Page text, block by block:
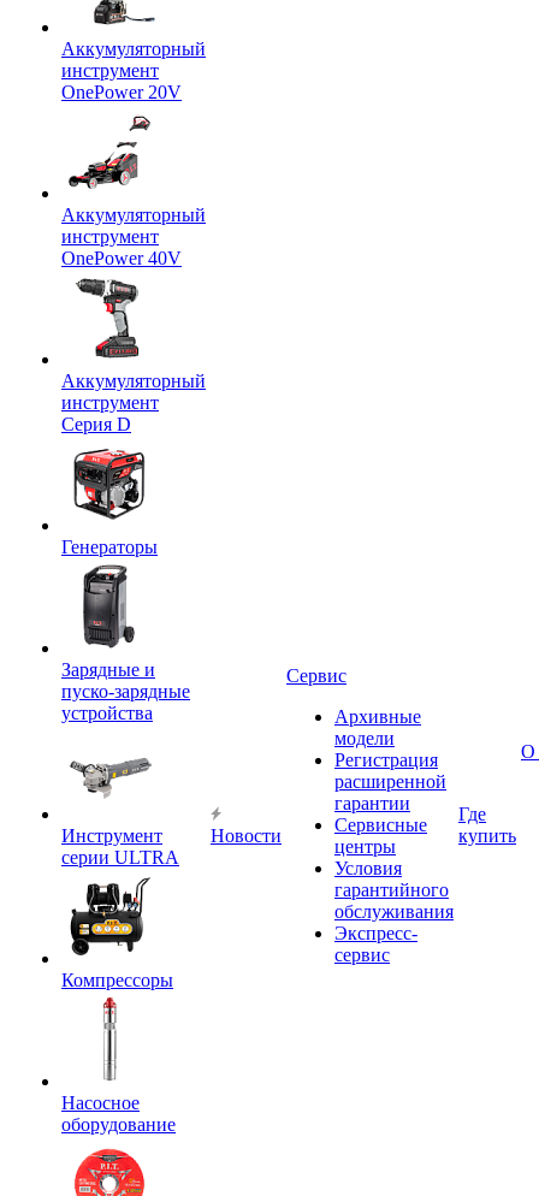
Аккумуляторный
инструмент
OnePower 20V
Аккумуляторный
инструмент
OnePower 40V
Аккумуляторный
инструмент
Серия D
Генераторы
Зарядные и
пуско-зарядные
устройства
Инструмент
серии ULTRA
Компрессоры
Насосное
оборудование
Новости
Сервис
Архивные
модели
Регистрация
расширенной
гарантии
Сервисные
центры
Условия
гарантийного
обслуживания
Экспресс-
сервис
Где
купить
О